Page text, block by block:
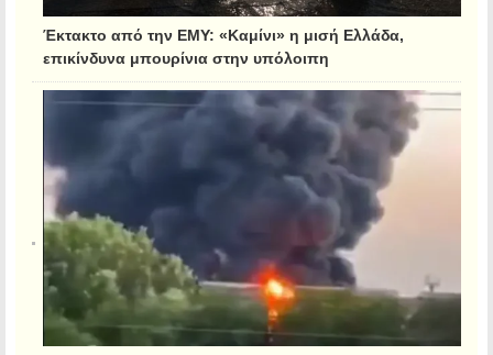
Έκτακτο από την ΕΜΥ: «Καμίνι» η μισή Ελλάδα,
επικίνδυνα μπουρίνια στην υπόλοιπη